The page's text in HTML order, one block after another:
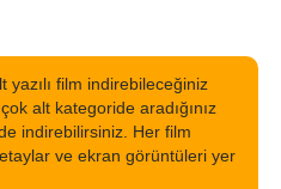
film indirebileceğiniz
alt kategoride aradığınız
indirebilirsiniz. Her film
ve ekran görüntüleri yer